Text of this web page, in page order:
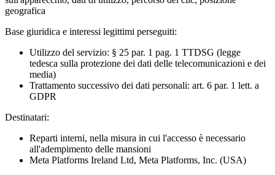
geografica
Base giuridica e interessi legittimi perseguiti:
Utilizzo del servizio: § 25 par. 1 pag. 1 TTDSG (legge
tedesca sulla protezione dei dati delle telecomunicazioni e dei
media)
Trattamento successivo dei dati personali: art. 6 par. 1 lett. a
GDPR
Destinatari:
Reparti interni, nella misura in cui l'accesso è necessario
all'adempimento delle mansioni
Meta Platforms Ireland Ltd, Meta Platforms, Inc. (USA)